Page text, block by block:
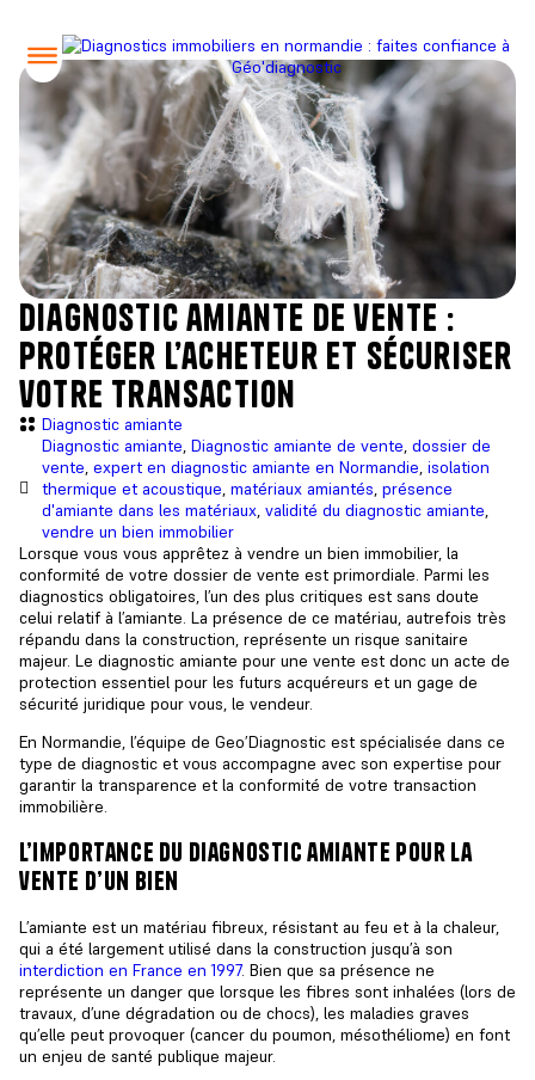
diagnostic amiante de vente :
protéger l’acheteur et sécuriser
votre transaction
Diagnostic amiante
Diagnostic amiante, Diagnostic amiante de vente, dossier de
vente, expert en diagnostic amiante en Normandie, isolation
thermique et acoustique, matériaux amiantés, présence
d'amiante dans les matériaux, validité du diagnostic amiante,
vendre un bien immobilier
Lorsque vous vous apprêtez à vendre un bien immobilier, la
conformité de votre dossier de vente est primordiale. Parmi les
diagnostics obligatoires, l’un des plus critiques est sans doute
celui relatif à l’amiante. La présence de ce matériau, autrefois très
répandu dans la construction, représente un risque sanitaire
majeur. Le diagnostic amiante pour une vente est donc un acte de
protection essentiel pour les futurs acquéreurs et un gage de
sécurité juridique pour vous, le vendeur.
En Normandie, l’équipe de Geo’Diagnostic est spécialisée dans ce
type de diagnostic et vous accompagne avec son expertise pour
garantir la transparence et la conformité de votre transaction
immobilière.
l’importance du diagnostic amiante pour la
vente d’un bien
L’amiante est un matériau fibreux, résistant au feu et à la chaleur,
qui a été largement utilisé dans la construction jusqu’à son
interdiction en France en 1997. Bien que sa présence ne
représente un danger que lorsque les fibres sont inhalées (lors de
travaux, d’une dégradation ou de chocs), les maladies graves
qu’elle peut provoquer (cancer du poumon, mésothéliome) en font
un enjeu de santé publique majeur.